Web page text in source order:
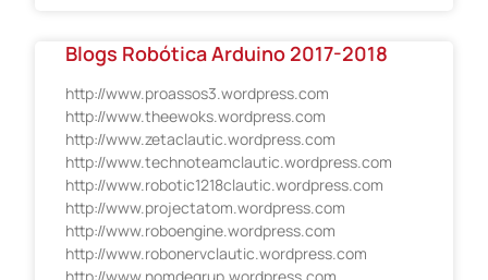
Blogs Robótica Arduino 2017-2018
http://www.proassos3.wordpress.com
http://www.theewoks.wordpress.com
http://www.zetaclautic.wordpress.com
http://www.technoteamclautic.wordpress.com
http://www.robotic1218clautic.wordpress.com
http://www.projectatom.wordpress.com
http://www.roboengine.wordpress.com
http://www.robonervclautic.wordpress.com